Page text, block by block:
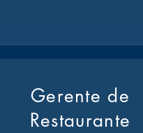
Gerente de
Restaurante